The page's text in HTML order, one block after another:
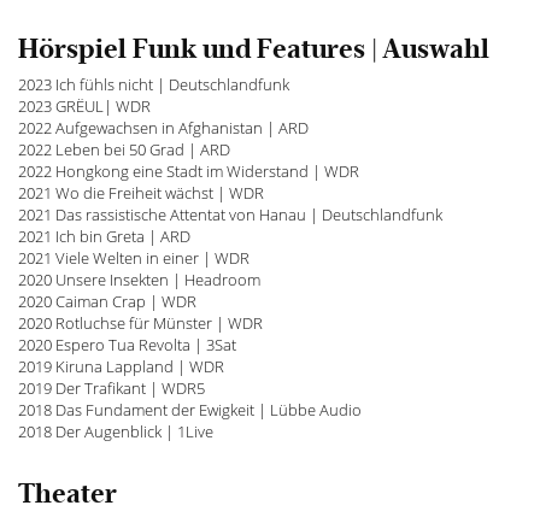
Hörspiel Funk und Features | Auswahl
2023 Ich fühls nicht | Deutschlandfunk
2023 GRËUL| WDR
2022 Aufgewachsen in Afghanistan | ARD
2022 Leben bei 50 Grad | ARD
2022 Hongkong eine Stadt im Widerstand | WDR
2021 Wo die Freiheit wächst | WDR
2021 Das rassistische Attentat von Hanau | Deutschlandfunk
2021 Ich bin Greta | ARD
2021 Viele Welten in einer | WDR
2020 Unsere Insekten | Headroom
2020 Caiman Crap | WDR
2020 Rotluchse für Münster | WDR
2020 Espero Tua Revolta | 3Sat
2019 Kiruna Lappland | WDR
2019 Der Trafikant | WDR5
2018 Das Fundament der Ewigkeit | Lübbe Audio
2018 Der Augenblick | 1Live
Theater